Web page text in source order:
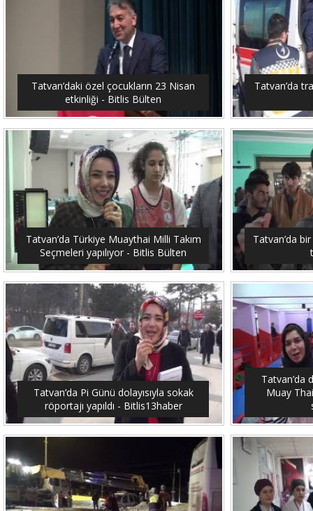
Tatvan’daki özel çocukların 23 Nisan
etkinliği - Bitlis Bülten
Tatvan’da
Tatvan’da Türkiye Muaythai Milli Takım
Seçmeleri yapılıyor - Bitlis Bülten
Tatvan’da
Tatvan’da Pi Günü dolayısıyla sokak
röportajı yapıldı - Bitlis13haber
Tatvan’da
Muay